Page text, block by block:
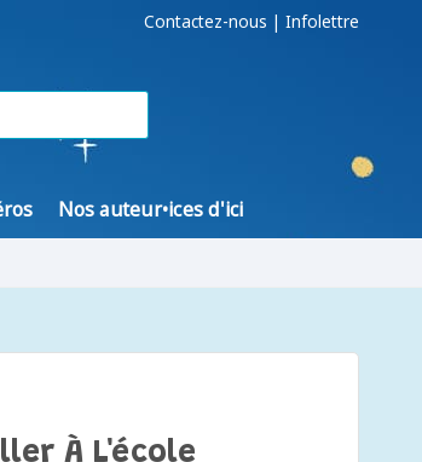
Contactez-nous | Infolettre
Nos auteur•ices d'ici
À L'école